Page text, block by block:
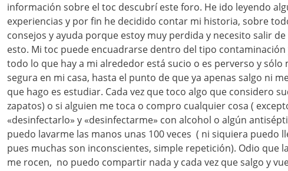
información sobre el toc descubrí este foro. He ido leyendo
experiencias y por fin he decidido contar mi historia, sobre
consejos y ayuda porque estoy muy perdida y necesito salir
esto. Mi toc puede encuadrarse dentro del tipo
todo lo que hay a mi alrededor está sucio o es perverso y
segura en mi casa, hasta el punto de que ya apenas salgo ni
que hago es estudiar. Cada vez que toco algo que considero
zapatos) o si alguien me toca o compro cualquier cosa (
«desinfectarlo» y «desinfectarme» con alcohol o algún
puedo lavarme las manos unas 100 veces ( ni siquiera puedo
pues muchas son inconscientes, simple repetición). Odio que
me rocen, no puedo compartir nada y cada vez que salgo y